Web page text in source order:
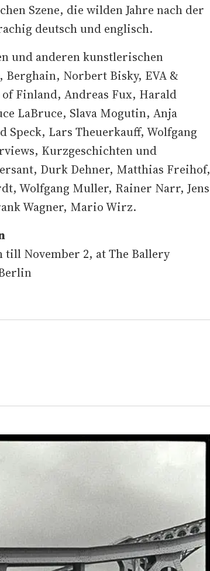
Szene, die wilden Jahre nach der
deutsch und englisch.
und anderen kunstlerischen
Berghain, Norbert Bisky, EVA &
Finland, Andreas Fux, Harald
LaBruce, Slava Mogutin, Anja
Speck, Lars Theuerkauff, Wolfgang
Kurzgeschichten und
Durk Dehner, Matthias Freihof,
Wolfgang Muller, Rainer Narr, Jens
Wagner, Mario Wirz.
till November 2, at The Ballery